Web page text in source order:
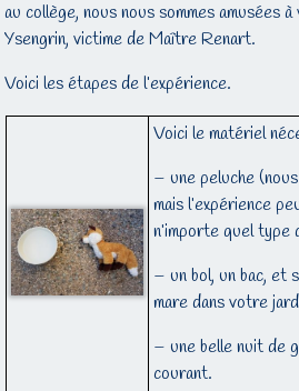
au collège, nous nous sommes amusées
Ysengrin, victime de Maître Renart.
Voici les étapes de l’expérience.
Voici le matériel
– une peluche
mais l’expérience
n’importe quel type
– un bol, un bac, et
mare dans votre
– une belle nuit de
courant.